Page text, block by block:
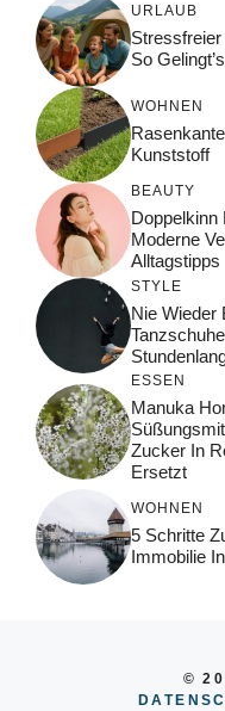
URLAUB
So Gelingt’s
WOHNEN
Kunststoff
BEAUTY
Doppelkinn
Moderne
Alltagstipps
STYLE
Nie Wieder
ESSEN
Manuka
Zucker In
Ersetzt
WOHNEN
5 Schritte
Immobilie
©